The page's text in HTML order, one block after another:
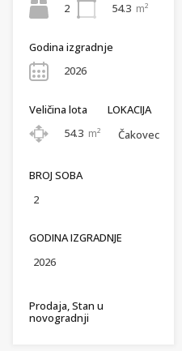
2
54.3 m²
Godina izgradnje
2026
Veličina lota
54.3 m²
LOKACIJA
Čakovec
BROJ SOBA
2
GODINA IZGRADNJE
2026
Prodaja, Stan u
novogradnji